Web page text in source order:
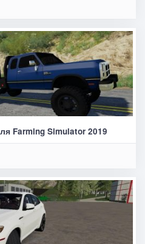
Farming Simulator 2019